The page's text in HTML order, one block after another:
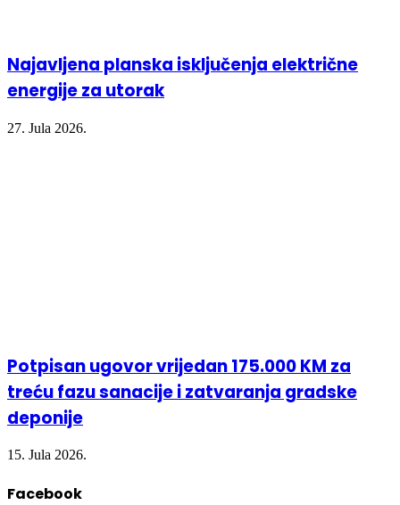
Najavljena planska isključenja električne
energije za utorak
27. Jula 2026.
Potpisan ugovor vrijedan 175.000 KM za
treću fazu sanacije i zatvaranja gradske
deponije
15. Jula 2026.
Facebook